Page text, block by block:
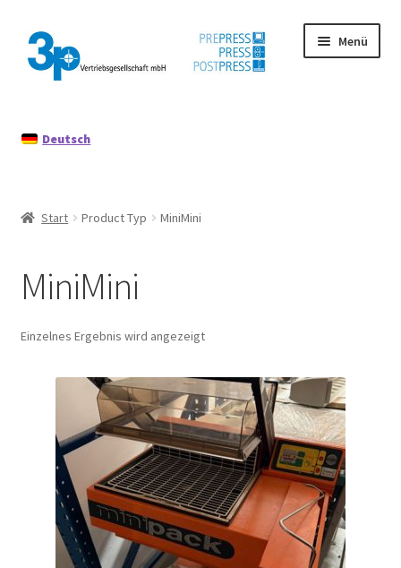
Zur
Navigation
springen
Zum
Inhalt
springen
Menü
Datenschutz
Mein Konto
Deutsch
Start Product Typ MiniMini
MiniMini
Einzelnes Ergebnis wird angezeigt